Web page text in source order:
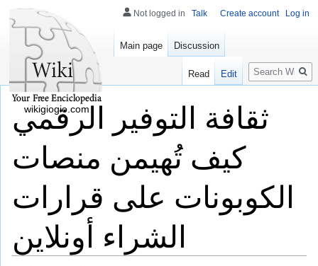
ثقافة التوفير الرقمي
كيف تُهيمن منصات
الكوبونات على قرارات
الشراء أونلاين
Not logged in Talk Create account Log in
Main page Discussion
Read Edit
Search
wikigiogio.com